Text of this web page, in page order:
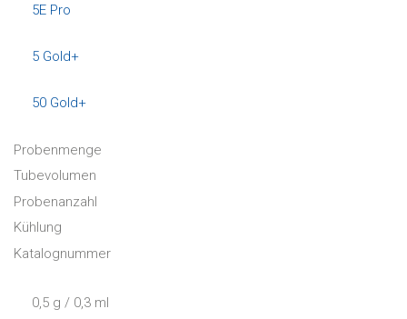
5E Pro
5 Gold+
50 Gold+
Probenmenge
Tubevolumen
Probenanzahl
Kühlung
Katalognummer
0,5 g / 0,3 ml